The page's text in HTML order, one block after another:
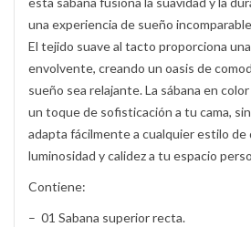
una experiencia de sueño
El tejido suave al tacto proporciona
envolvente, creando un oasis de
sueño sea relajante. La sábana en
un toque de sofisticación a tu cama,
adapta fácilmente a cualquier estilo
luminosidad y calidez a tu espacio
Contiene:
– 01 Sabana superior recta.